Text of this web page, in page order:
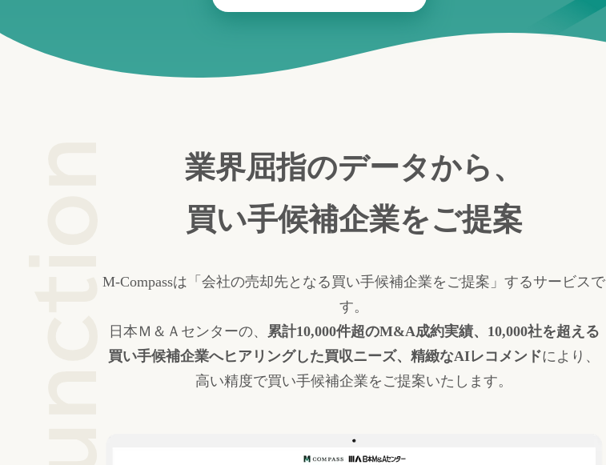
業界屈指のデータから、
買い手候補企業をご提案
M-Compassは「会社の売却先となる買い手候補企業をご提案」するサービスで
す。
日本Ｍ＆Ａセンターの、
累計10,000件超のM&A成約実績、10,000社を超える
買い手候補企業へヒアリングした買収ニーズ、精緻なAIレコメンドにより、
高い精度で買い手候補企業をご提案いたします。